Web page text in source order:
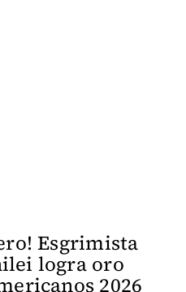
Esgrimista
logra oro
2026